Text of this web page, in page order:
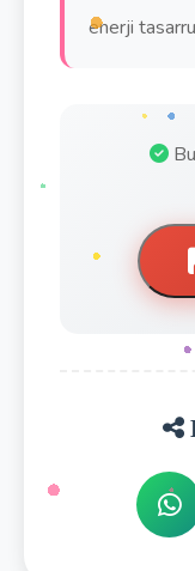
enerji